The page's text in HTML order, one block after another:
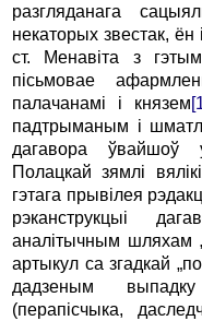
разгляданага
некаторых звестак,
ст. Менавіта з
пісьмовае
палачанамі і князем
падтрыманым і
дагавора ўвайшоў
Полацкай зямлі
гэтага прывілея
рэканструкцыі
аналітычным шляхам
артыкул са згадкай
дадзеным
(перапісчыка,